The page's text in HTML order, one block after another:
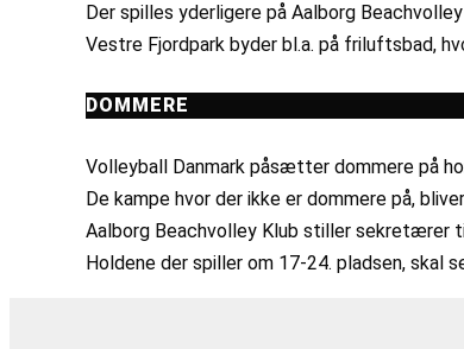
Der spilles yderligere på Aalborg
Vestre Fjordpark byder bl.a. på friluftsbad,
DOMMERE
Volleyball Danmark påsætter dommere på
De kampe hvor der ikke er dommere på,
Aalborg Beachvolley Klub stiller sekretærer
Holdene der spiller om 17-24. pladsen, skal